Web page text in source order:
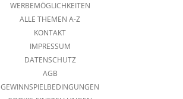
WERBEMÖGLICHKEITEN
ALLE THEMEN A-Z
KONTAKT
IMPRESSUM
DATENSCHUTZ
AGB
GEWINNSPIELBEDINGUNGEN